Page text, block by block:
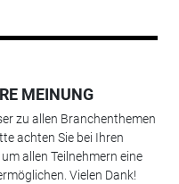
MEINUNG
zu allen Branchenthemen
achten Sie bei Ihren
allen Teilnehmern eine
Vielen Dank!